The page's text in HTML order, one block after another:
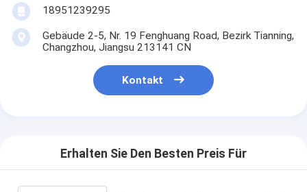
18951239295
Gebäude 2-5, Nr. 19 Fenghuang Road, Bezirk Tianning,
Changzhou, Jiangsu 213141 CN
Kontakt
Erhalten Sie Den Besten Preis Für